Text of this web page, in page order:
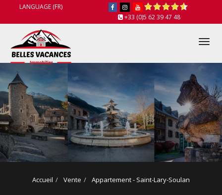
LANGUAGE (FR)
+33 (0)5 62 39 47 48
Accueil Vente Appartement - Saint-Lary-Soulan